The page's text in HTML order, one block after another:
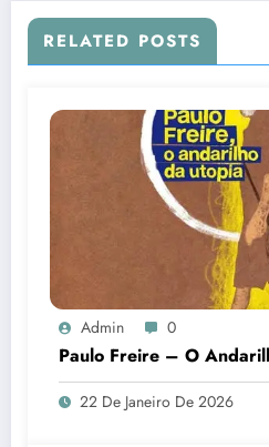
RELATED POSTS
Admin 0
Paulo Freire – O
22 De Janeiro De 2026